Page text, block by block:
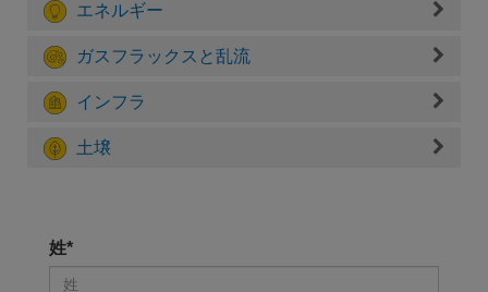
エネルギー
ガスフラックスと乱流
インフラ
土壌
姓*